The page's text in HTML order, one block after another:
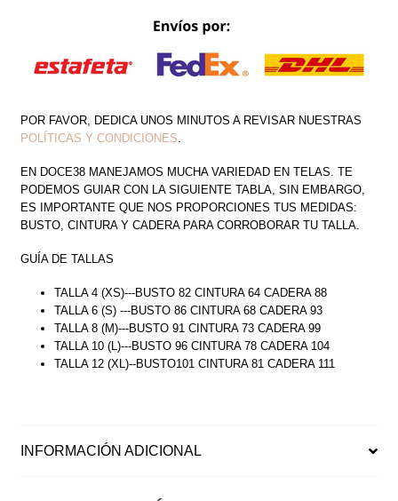
POR FAVOR, DEDICA UNOS MINUTOS A REVISAR NUESTRAS
POLÍTICAS Y CONDICIONES.
EN DOCE38 MANEJAMOS MUCHA VARIEDAD EN TELAS. TE
PODEMOS GUIAR CON LA SIGUIENTE TABLA, SIN EMBARGO,
ES IMPORTANTE QUE NOS PROPORCIONES TUS MEDIDAS:
BUSTO, CINTURA Y CADERA PARA CORROBORAR TU TALLA.
GUÍA DE TALLAS
TALLA 4 (XS)---BUSTO 82 CINTURA 64 CADERA 88
TALLA 6 (S) ---BUSTO 86 CINTURA 68 CADERA 93
TALLA 8 (M)---BUSTO 91 CINTURA 73 CADERA 99
TALLA 10 (L)---BUSTO 96 CINTURA 78 CADERA 104
TALLA 12 (XL)--BUSTO101 CINTURA 81 CADERA 111
INFORMACIÓN ADICIONAL